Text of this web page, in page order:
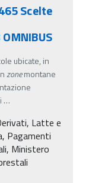
Scelte
ubicate, in
zonemontane
…
Latte e
Pagamenti
Ministero